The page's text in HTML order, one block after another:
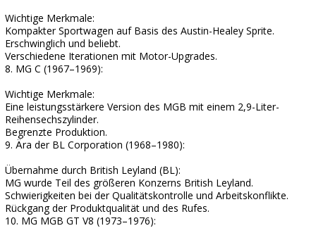
Wichtige Merkmale:
Kompakter Sportwagen auf Basis des Austin-Healey Sprite.
Erschwinglich und beliebt.
Verschiedene Iterationen mit Motor-Upgrades.
8. MG C (1967–1969):
Wichtige Merkmale:
Eine leistungsstärkere Version des MGB mit einem 2,9-Liter-
Reihensechszylinder.
Begrenzte Produktion.
9. Ära der BL Corporation (1968–1980):
Übernahme durch British Leyland (BL):
MG wurde Teil des größeren Konzerns British Leyland.
Schwierigkeiten bei der Qualitätskontrolle und Arbeitskonflikte.
Rückgang der Produktqualität und des Rufes.
10. MG MGB GT V8 (1973–1976):